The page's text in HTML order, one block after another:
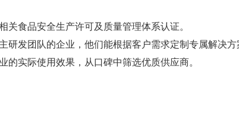
关食品安全生产许可及质量管理体系认证。
研发团队的企业，他们能根据客户需求定制专属解决方
的实际使用效果，从口碑中筛选优质供应商。